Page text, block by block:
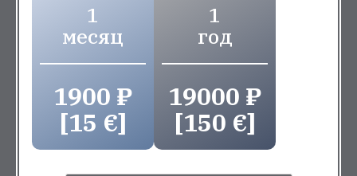
1
месяц
1900 ₽
[15 €]
1
год
19000 ₽
[150 €]